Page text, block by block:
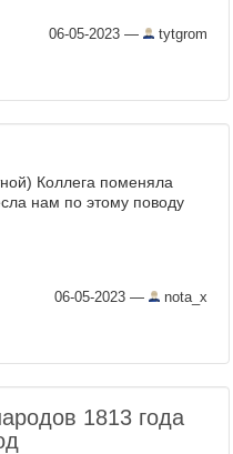
06-05-2023 — tytgrom
Коллега поменяла
нам по этому поводу
06-05-2023 — nota_x
1813 года